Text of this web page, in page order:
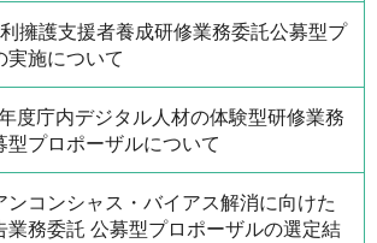
擁護支援者養成研修業務委託公募型プ
実施について
度庁内デジタル人材の体験型研修業務
型プロポーザルについて
ンコンシャス・バイアス解消に向けた
業務委託 公募型プロポーザルの選定結